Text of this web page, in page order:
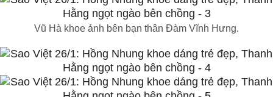
Vũ Hà khoe ảnh bên bạn thân Đàm Vĩnh Hưng.